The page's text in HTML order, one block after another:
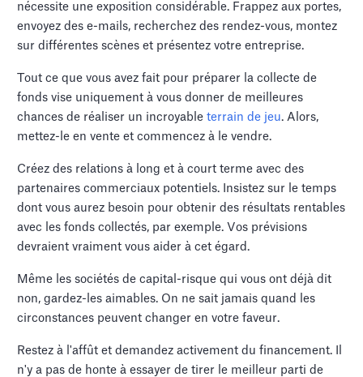
nécessite une exposition considérable. Frappez aux portes,
envoyez des e-mails, recherchez des rendez-vous, montez
sur différentes scènes et présentez votre entreprise.
Tout ce que vous avez fait pour préparer la collecte de
fonds vise uniquement à vous donner de meilleures
chances de réaliser un incroyableterrain de jeu. Alors,
mettez-le en vente et commencez à le vendre.
Créez des relations à long et à court terme avec des
partenaires commerciaux potentiels. Insistez sur le temps
dont vous aurez besoin pour obtenir des résultats rentables
avec les fonds collectés, par exemple. Vos prévisions
devraient vraiment vous aider à cet égard.
Même les sociétés de capital-risque qui vous ont déjà dit
non, gardez-les aimables. On ne sait jamais quand les
circonstances peuvent changer en votre faveur.
Restez à l'affût et demandez activement du financement. Il
n'y a pas de honte à essayer de tirer le meilleur parti de